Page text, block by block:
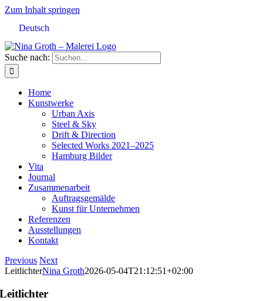
Zum Inhalt springen
Deutsch
Suche nach:
Home
Kunstwerke
Urban Axis
Steel & Sky
Drift & Direction
Selected Works 2021–2025
Hamburg Bilder
Vita
Journal
Zusammenarbeit
Auftragsgemälde
Kunst für Unternehmen
Referenzen
Ausstellungen
Kontakt
Previous Next
LeitlichterNina Groth2026-05-04T21:12:51+02:00
Leitlichter